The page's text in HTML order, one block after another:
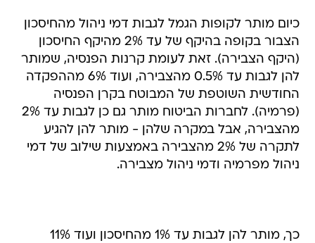
כיום מותר לקופות הגמל לגבות דמי ניהול מהחיסכון
הצבור בקופה בהיקף של עד 2% מהיקף החיסכון
(היקף הצבירה). זאת לעומת קרנות הפנסיה, שמותר
להן לגבות עד 0.5% מהצבירה, ועוד 6% מההפקדה
החודשית השוטפת של המבוטח בקרן הפנסיה
(פרמיה). לחברות הביטוח מותר גם כן לגבות עד 2%
מהצבירה, אבל במקרה שלהן - מותר להן להגיע
לתקרה של 2% מהצבירה באמצעות שילוב של דמי
ניהול מפרמיה ודמי ניהול מצבירה.
כך, מותר להן לגבות עד 1% מהחיסכון ועוד 11%